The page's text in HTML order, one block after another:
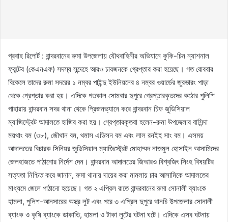
প্রবাহ রিপোর্ট : বান্দরবানের রুমা উপজেলায় যৌথবাহিনীর অভিযানে কুকি-চিন ন্যাশনাল
ফ্রন্টের (কেএনএফ) সদস্য সন্দেহে আরও চারজনকে গ্রেপ্তার করা হয়েছে। গত রোববার
বিকেলে তাদের রুমা সদরের ১ নম্বর পাইন্দু ইউনিয়নের ৪ নম্বর ওয়ার্ডের জুরভারং পাড়া
থেকে গ্রেপ্তার করা হয়। এদিকে গতকাল সোমবার দুপুরে গ্রেপ্তারকৃতদের কঠোর পুলিশি
পাহারায় বান্দরবান সদর থানা থেকে প্রিজনভ্যানে করে বান্দরবান চিফ জুডিসিয়াল
ম্যাজিস্ট্রেট আদালতে হাজির করা হয়। গ্রেপ্তারকৃতরা হলেন-রুমা উপজেলার বাসিন্দা
ময়থাং বম (৩৮), জৌথান বম, থমাস এডিসন বম এবং লাল রনইহ সাং বম। এসময়
আদালতের বিচারক সিনিয়র জুডিসিয়াল ম্যাজিস্ট্রেট মোহাম্মদ নাজমুল হোসাইন আসামিদের
জেলহাজতে পাঠানোর নির্দেশ দেন। বান্দরবান আদালতের জিআরও বিশ্বজিৎ সিংহ বিষয়টির
সত্যতা নিশ্চিত করে জানান, রুমা থানায় দায়ের করা মামলায় চার আসামিকে আদালতের
মাধ্যমে জেলে পাঠানো হয়েছে। গত ২ এপ্রিল রাতে বান্দরবানের রুমা সোনালী ব্যাংকে
হামলা, পুলিশ-আনসারের অস্ত্র লুট এবং পরে ৩ এপ্রিল দুপুরে থানচি উপজেলার সোনালী
ব্যাংক ও কৃষি ব্যাংকে ডাকাতি, হামলা ও টাকা লুটের ঘটনা ঘটে। এদিকে এসব ঘটনায়